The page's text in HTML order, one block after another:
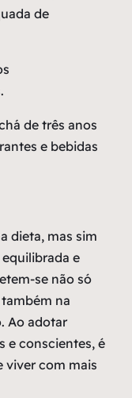
de
de três anos
e bebidas
dieta, mas sim
e
se não só
na
Ao adotar
e conscientes, é
viver com mais